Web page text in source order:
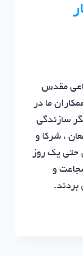
مقدس
ما در
سازندگی
، شرکا و
حتی یک روز
و
بردند.